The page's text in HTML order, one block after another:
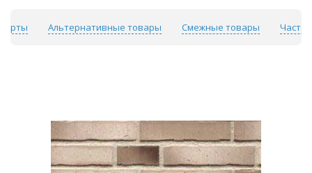
Альтернативные товары Смежные товары Часто